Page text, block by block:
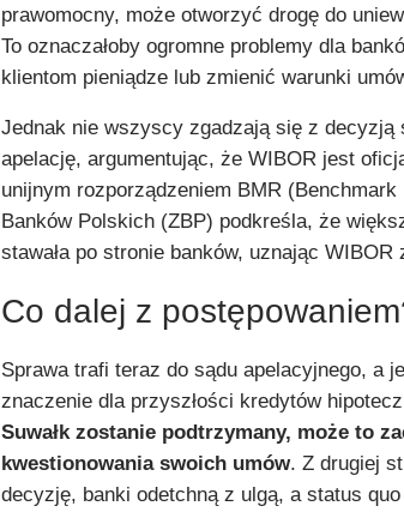
prawomocny, może otworzyć drogę do
To oznaczałoby ogromne problemy dla
klientom pieniądze lub zmienić warunki
Jednak nie wszyscy zgadzają się z decyzją
apelację, argumentując, że WIBOR jest
unijnym rozporządzeniem BMR
Banków Polskich (ZBP) podkreśla, że
stawała po stronie banków, uznając
Co dalej z
Sprawa trafi teraz do sądu apelacyjnego, a
znaczenie dla przyszłości kredytów
Suwałk zostanie podtrzymany, może to
kwestionowania swoich umów. Z drugiej
decyzję, banki odetchną z ulgą, a status